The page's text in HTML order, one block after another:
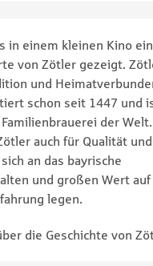
in einem kleinen Kino
von Zötler gezeigt.
und
schon seit 1447 und
der Welt.
auch für Qualität und
an das bayrische
und großen Wert auf
legen.